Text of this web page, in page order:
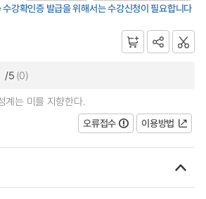
강확인증 발급을 위해서는 수강신청이 필요합니다
/5 (0)
계는 미를 지향한다.
오류접수
이용방법